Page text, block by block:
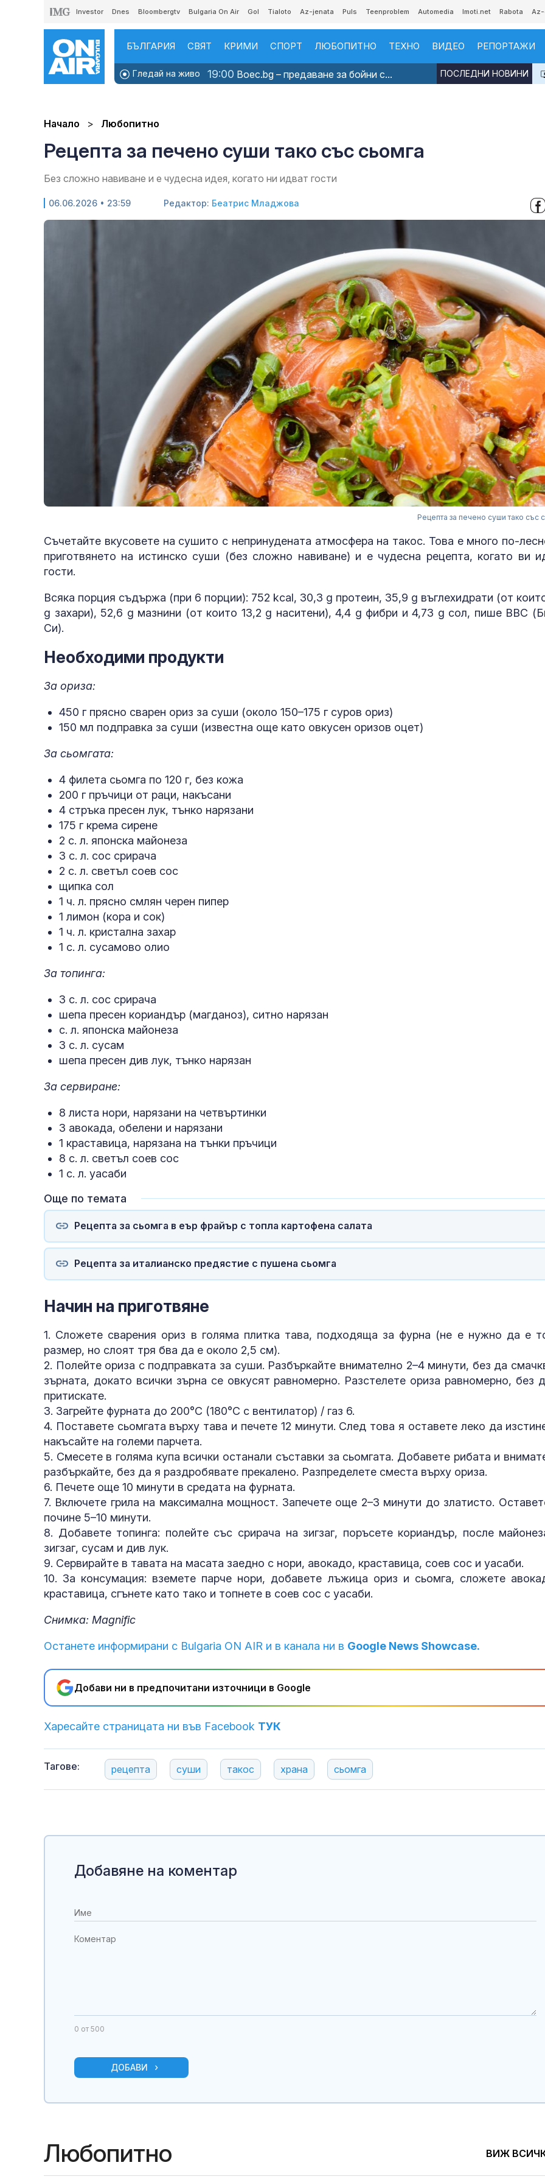
Investor Dnes Bloombergtv Bulgaria On Air Gol Tialoto Az-jenata Puls Teenproblem Automedia Imoti.net Rabota
БЪЛГАРИЯ СВЯТ КРИМИ СПОРТ ЛЮБОПИТНО ТЕХНО ВИДЕО РЕПОРТАЖИ
Гледай на живо 19:00 Boec.bg – предаване за бойни с... ПОСЛЕДНИ НОВИНИ
Начало Любопитно
Рецепта за печено суши тако със сьомга
Без сложно навиване и е чудесна идея, когато ни идват гости
06.06.2026 • 23:59 Редактор: Беатрис Младжова
Рецепта за печено суши тако със
Съчетайте вкусовете на сушито с непринудената атмосфера на такос. Това е много по-
приготвянето на истинско суши (без сложно навиване) и е чудесна рецепта, когато ви
гости.
Всяка порция съдържа (при 6 порции): 752 kcal, 30,3 g протеин, 35,9 g въглехидрати (от
g захари), 52,6 g мазнини (от които 13,2 g наситени), 4,4 g фибри и 4,73 g сол, пише BBC
Си).
Необходими продукти
За ориза:
450 г прясно сварен ориз за суши (около 150–175 г суров ориз)
150 мл подправка за суши (известна още като овкусен оризов оцет)
За сьомгата:
4 филета сьомга по 120 г, без кожа
200 г пръчици от раци, накъсани
4 стръка пресен лук, тънко нарязани
175 г крема сирене
2 с. л. японска майонеза
3 с. л. сос срирача
2 с. л. светъл соев сос
щипка сол
1 ч. л. прясно смлян черен пипер
1 лимон (кора и сок)
1 ч. л. кристална захар
1 с. л. сусамово олио
За топинга:
3 с. л. сос срирача
шепа пресен кориандър (магданоз), ситно нарязан
с. л. японска майонеза
3 с. л. сусам
шепа пресен див лук, тънко нарязан
За сервиране:
8 листа нори, нарязани на четвъртинки
3 авокада, обелени и нарязани
1 краставица, нарязана на тънки пръчици
8 с. л. светъл соев сос
1 с. л. уасаби
Още по темата
Рецепта за сьомга в еър фрайър с топла картофена салата
Рецепта за италианско предястие с пушена сьомга
Начин на приготвяне
1. Сложете сварения ориз в голяма плитка тава, подходяща за фурна (не е нужно да е
размер, но слоят тря бва да е около 2,5 см).
2. Полейте ориза с подправката за суши. Разбъркайте внимателно 2–4 минути, без да
зърната, докато всички зърна се овкусят равномерно. Разстелете ориза равномерно, без
притискате.
3. Загрейте фурната до 200°C (180°C с вентилатор) / газ 6.
4. Поставете сьомгата върху тава и печете 12 минути. След това я оставете леко да
накъсайте на големи парчета.
5. Смесете в голяма купа всички останали съставки за сьомгата. Добавете рибата и
разбъркайте, без да я раздробявате прекалено. Разпределете сместа върху ориза.
6. Печете още 10 минути в средата на фурната.
7. Включете грила на максимална мощност. Запечете още 2–3 минути до златисто.
почине 5–10 минути.
8. Добавете топинга: полейте със срирача на зигзаг, поръсете кориандър, после
зигзаг, сусам и див лук.
9. Сервирайте в тавата на масата заедно с нори, авокадо, краставица, соев сос и уасаби.
10. За консумация: вземете парче нори, добавете лъжица ориз и сьомга, сложете
краставица, сгънете като тако и топнете в соев сос с уасаби.
Снимка: Magnific
Останете информирани с Bulgaria ON AIR и в канала ни в Google News Showcase.
Добави ни в предпочитани източници в Google
Харесайте страницата ни във Facebook ТУК
Тагове: рецепта суши такос храна сьомга
окупираните територии
Добавяне на коментар
0 от 500
ДОБАВИ
Любопитно ВИЖ